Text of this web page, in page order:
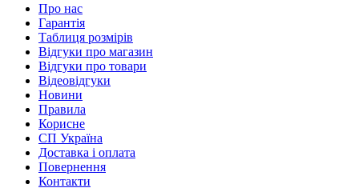
Про нас
Гарантія
Таблиця розмірів
Відгуки про магазин
Відгуки про товари
Відеовідгуки
Новини
Правила
Корисне
СП Україна
Доставка і оплата
Повернення
Контакти